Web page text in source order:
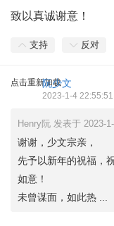
致以真诚谢意！
支持 反对
点击重新加载
阮少文
2023-1-4 22:55:51
Henry阮 发表于 2023-
谢谢，少文宗亲，
先予以新年的祝福，
如意！
未曾谋面，如此热 ...